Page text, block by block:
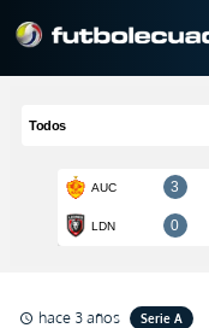
schedule hace 3 años Serie A